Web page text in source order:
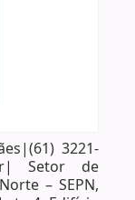
3221-
Setor de
– SEPN,